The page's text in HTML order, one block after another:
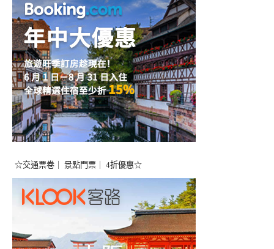
☆交通票卷｜ 景點門票｜ 4折優惠☆